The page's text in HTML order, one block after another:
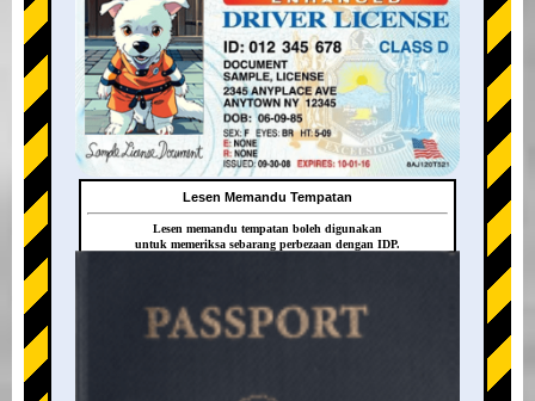
+
Lesen Memandu Tempatan
Lesen memandu tempatan boleh digunakan
untuk memeriksa sebarang perbezaan dengan IDP.